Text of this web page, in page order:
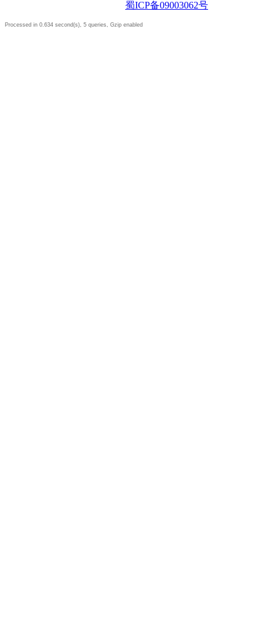
蜀ICP备09003062号
Processed in 0.634 second(s), 5 queries, Gzip enabled